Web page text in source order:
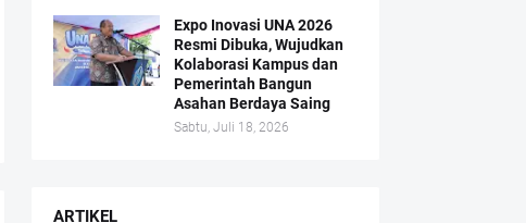
Expo Inovasi UNA 2026
Resmi Dibuka, Wujudkan
Kolaborasi Kampus dan
Pemerintah Bangun
Asahan Berdaya Saing
Sabtu, Juli 18, 2026
ARTIKEL